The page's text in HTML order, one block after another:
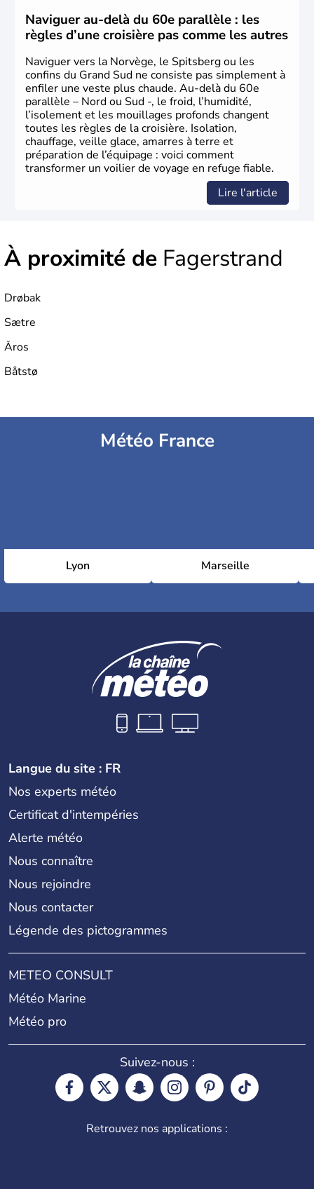
Naviguer au-delà du 60e parallèle : les
règles d’une croisière pas comme les autres
Naviguer vers la Norvège, le Spitsberg ou les
confins du Grand Sud ne consiste pas simplement à
enfiler une veste plus chaude. Au-delà du 60e
parallèle – Nord ou Sud -, le froid, l’humidité,
l’isolement et les mouillages profonds changent
toutes les règles de la croisière. Isolation,
chauffage, veille glace, amarres à terre et
préparation de l’équipage : voici comment
transformer un voilier de voyage en refuge fiable.
Lire l'article
À proximité de Fagerstrand
Drøbak
Sætre
Åros
Båtstø
Météo France
Lyon Marseille
Langue du site : FR
Nos experts météo
Certificat d'intempéries
Alerte météo
Nous connaître
Nous rejoindre
Nous contacter
Légende des pictogrammes
METEO CONSULT
Météo Marine
Météo pro
Suivez-nous :
Retrouvez nos applications :